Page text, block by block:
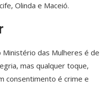
Olinda e Maceió.
Ministério das Mulheres é de
mas qualquer toque,
consentimento é crime e